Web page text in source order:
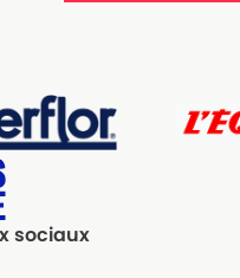
sociaux